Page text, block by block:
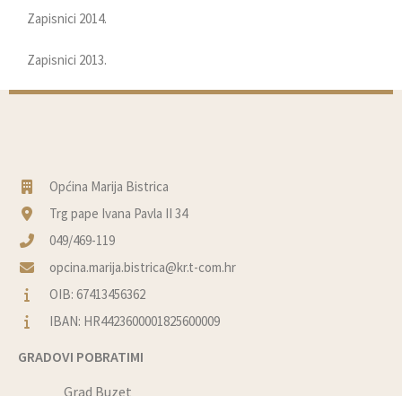
Zapisnici 2014.
Zapisnici 2013.
Općina Marija Bistrica
Trg pape Ivana Pavla II 34
049/469-119
opcina.marija.bistrica@kr.t-com.hr
OIB: 67413456362
IBAN: HR4423600001825600009
GRADOVI POBRATIMI
Grad Buzet